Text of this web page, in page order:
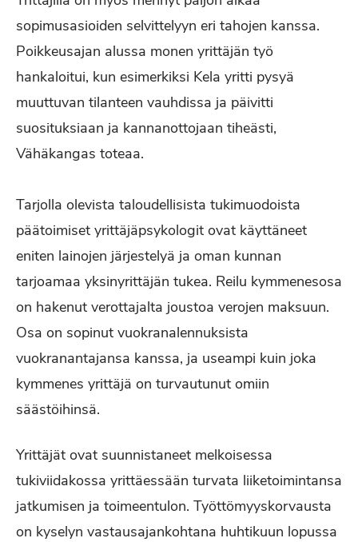
sopimusasioiden selvittelyyn eri tahojen kanssa.
Poikkeusajan alussa monen yrittäjän työ
hankaloitui, kun esimerkiksi Kela yritti pysyä
muuttuvan tilanteen vauhdissa ja päivitti
suosituksiaan ja kannanottojaan tiheästi,
Vähäkangas toteaa.
Tarjolla olevista taloudellisista tukimuodoista
päätoimiset yrittäjäpsykologit ovat käyttäneet
eniten lainojen järjestelyä ja oman kunnan
tarjoamaa yksinyrittäjän tukea. Reilu kymmenesosa
on hakenut verottajalta joustoa verojen maksuun.
Osa on sopinut vuokranalennuksista
vuokranantajansa kanssa, ja useampi kuin joka
kymmenes yrittäjä on turvautunut omiin
säästöihinsä.
Yrittäjät ovat suunnistaneet melkoisessa
tukiviidakossa yrittäessään turvata liiketoimintansa
jatkumisen ja toimeentulon. Työttömyyskorvausta
on kyselyn vastausajankohtana huhtikuun lopussa